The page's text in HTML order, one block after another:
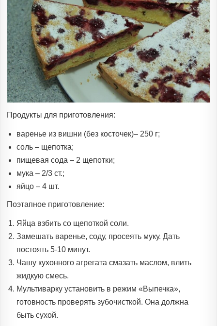
Продукты для приготовления:
варенье из вишни (без косточек)– 250 г;
соль – щепотка;
пищевая сода – 2 щепотки;
мука – 2/3 ст.;
яйцо – 4 шт.
Поэтапное приготовление:
Яйца взбить со щепоткой соли.
Замешать варенье, соду, просеять муку. Дать
постоять 5-10 минут.
Чашу кухонного агрегата смазать маслом, влить
жидкую смесь.
Мультиварку установить в режим «Выпечка»,
готовность проверять зубочисткой. Она должна
быть сухой.